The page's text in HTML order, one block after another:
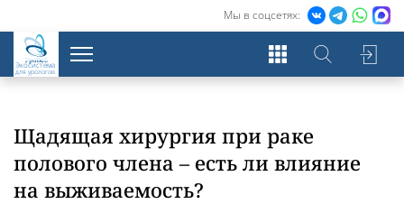
Мы в соцсетях:
Экосистема
для урологов
Щадящая хирургия при раке
полового члена – есть ли влияние
на выживаемость?